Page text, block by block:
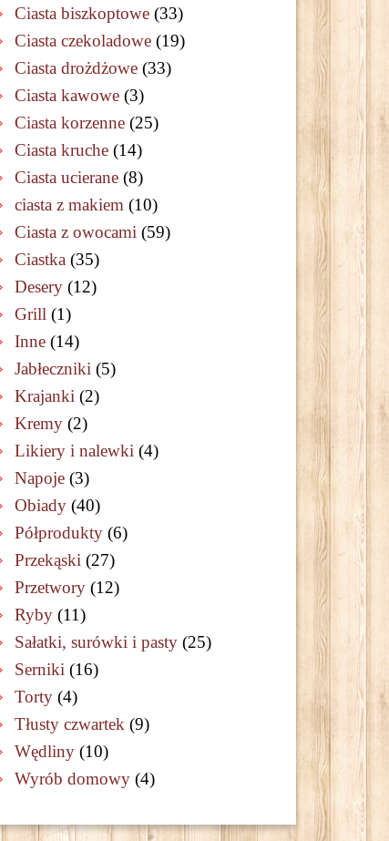
Ciasta biszkoptowe (33)
Ciasta czekoladowe (19)
Ciasta drożdżowe (33)
Ciasta kawowe (3)
Ciasta korzenne (25)
Ciasta kruche (14)
Ciasta ucierane (8)
ciasta z makiem (10)
Ciasta z owocami (59)
Ciastka (35)
Desery (12)
Grill (1)
Inne (14)
Jabłeczniki (5)
Krajanki (2)
Kremy (2)
Likiery i nalewki (4)
Napoje (3)
Obiady (40)
Półprodukty (6)
Przekąski (27)
Przetwory (12)
Ryby (11)
Sałatki, surówki i pasty (25)
Serniki (16)
Torty (4)
Tłusty czwartek (9)
Wędliny (10)
Wyrób domowy (4)